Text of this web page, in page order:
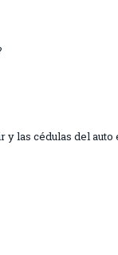
las cédulas del auto